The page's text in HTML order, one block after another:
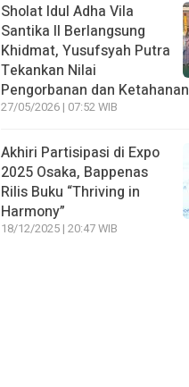
Sholat Idul Adha Vila
Santika II Berlangsung
Khidmat, Yusufsyah Putra
Tekankan Nilai
Pengorbanan dan
27/05/2026 | 07:52 WIB
Akhiri Partisipasi di Expo
2025 Osaka, Bappenas
Rilis Buku “Thriving in
Harmony”
18/12/2025 | 20:47 WIB